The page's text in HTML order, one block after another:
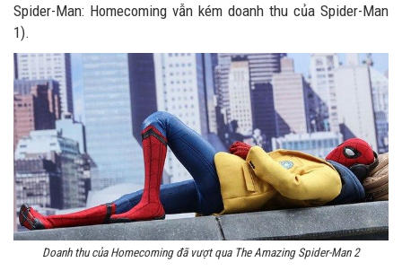
Spider-Man: Homecoming vẫn kém doanh thu của Spider-Man
1).
Doanh thu của Homecoming đã vượt qua The Amazing Spider-Man 2